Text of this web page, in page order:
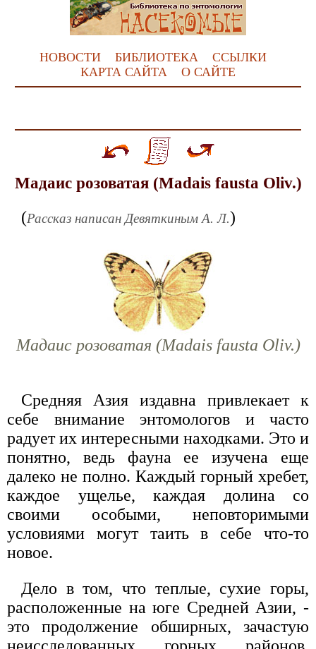
НОВОСТИ БИБЛИОТЕКА
ССЫЛКИ
КАРТА САЙТА
О САЙТЕ
Мадаис розоватая (Madais fausta Oliv.)
(Рассказ написан Девяткиным А. Л.)
Мадаис розоватая (Madais fausta Oliv.)
Средняя Азия издавна привлекает к
себе внимание энтомологов и часто
радует их интересными находками. Это и
понятно, ведь фауна ее изучена еще
далеко не полно. Каждый горный хребет,
каждое ущелье, каждая долина со
своими особыми, неповторимыми
условиями могут таить в себе что-то
новое.
Дело в том, что теплые, сухие горы,
расположенные на юге Средней Азии, -
это продолжение обширных, зачастую